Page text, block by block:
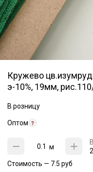
Кружево
э-10%, 19мм,
В розницу
Оптом
м
Стоимость — 7.5 руб